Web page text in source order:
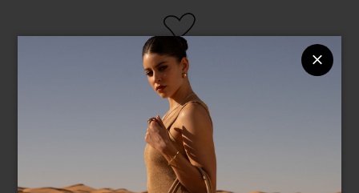
NO HAY ARTÍCULOS DISPONIBLES